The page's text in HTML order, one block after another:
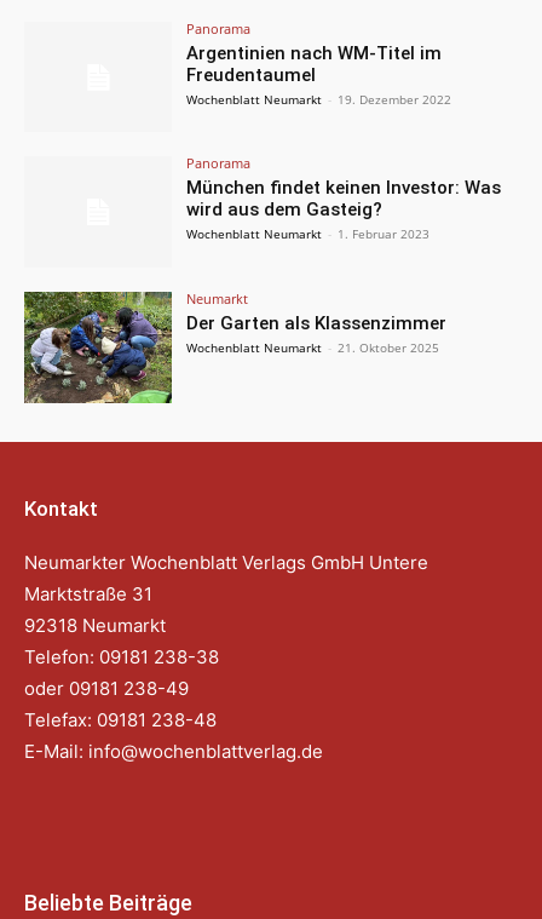
Panorama
Argentinien nach WM-Titel im
Freudentaumel
Wochenblatt Neumarkt - 19. Dezember 2022
Panorama
München findet keinen Investor: Was
wird aus dem Gasteig?
Wochenblatt Neumarkt - 1. Februar 2023
Neumarkt
Der Garten als Klassenzimmer
Wochenblatt Neumarkt - 21. Oktober 2025
Kontakt
Neumarkter Wochenblatt Verlags GmbH Untere
Marktstraße 31
92318 Neumarkt
Telefon: 09181 238-38
oder 09181 238-49
Telefax: 09181 238-48
E-Mail: info@wochenblattverlag.de
Beliebte Beiträge